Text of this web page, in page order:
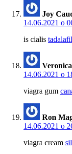
Joy
14.06.2021 о
is cialis
14.06.2021 о
viagra gum
Ron
14.06.2021 о
viagra cream